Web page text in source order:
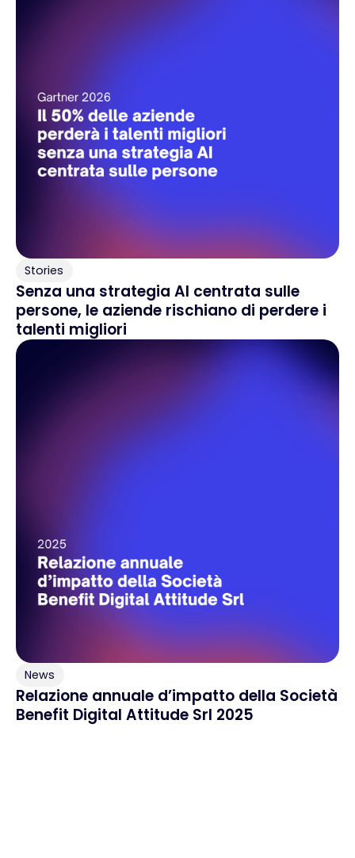
Stories
Senza una strategia AI centrata sulle
persone, le aziende rischiano di perdere i
talenti migliori
News
Relazione annuale d’impatto della Società
Benefit Digital Attitude Srl 2025